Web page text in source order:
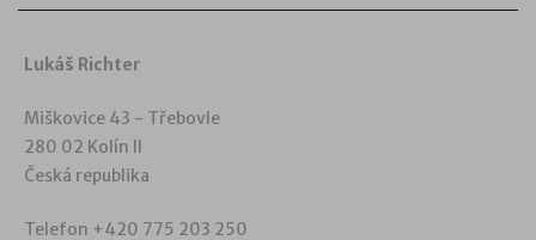
Lukáš Richter
Miškovice 43 - Třebovle
280 02 Kolín II
Česká republika
Telefon +420 775 203 250